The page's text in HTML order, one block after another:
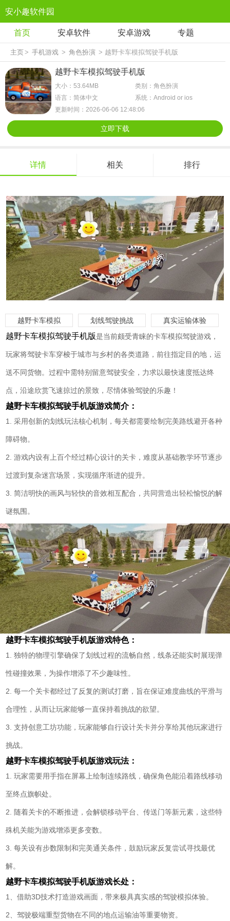
安小趣软件园
首页 安卓软件 安卓游戏 专题
主页> 手机游戏 > 角色扮演 > 越野卡车模拟驾驶手机版
越野卡车模拟驾驶手机版
大小：53.64MB
类别：角色扮演
语言：简体中文
系统：Android or ios
更新时间：2026-06-06 12:48:06
立即下载
详情 相关 排行
越野卡车模拟 划线驾驶挑战 真实运输体验
越野卡车模拟驾驶手机版是当前颇受青睐的卡车模拟驾驶游戏，
玩家将驾驶卡车穿梭于城市与乡村的各类道路，前往指定目的地，运
送不同货物。过程中需特别留意驾驶安全，力求以最快速度抵达终
点，沿途欣赏飞速掠过的景致，尽情体验驾驶的乐趣！
越野卡车模拟驾驶手机版游戏简介：
1. 采用创新的划线玩法核心机制，每关都需要绘制完美路线避开各种
障碍物。
2. 游戏内设有上百个经过精心设计的关卡，难度从基础教学环节逐步
过渡到复杂迷宫场景，实现循序渐进的提升。
3. 简洁明快的画风与轻快的音效相互配合，共同营造出轻松愉悦的解
谜氛围。
越野卡车模拟驾驶手机版游戏特色：
1. 独特的物理引擎确保了划线过程的流畅自然，线条还能实时展现弹
性碰撞效果，为操作增添了不少趣味性。
2. 每一个关卡都经过了反复的测试打磨，旨在保证难度曲线的平滑与
合理性，从而让玩家能够一直保持着挑战的欲望。
3. 支持创意工坊功能，玩家能够自行设计关卡并分享给其他玩家进行
挑战。
越野卡车模拟驾驶手机版游戏玩法：
1. 玩家需要用手指在屏幕上绘制连续路线，确保角色能沿着路线移动
至终点旗帜处。
2. 随着关卡的不断推进，会解锁移动平台、传送门等新元素，这些特
殊机关能为游戏增添更多变数。
3. 每关设有步数限制和完美通关条件，鼓励玩家反复尝试寻找最优
解。
越野卡车模拟驾驶手机版游戏长处：
1、借助3D技术打造游戏画面，带来极具真实感的驾驶模拟体验。
2、驾驶极端重型货物在不同的地点运输油等重要物资。